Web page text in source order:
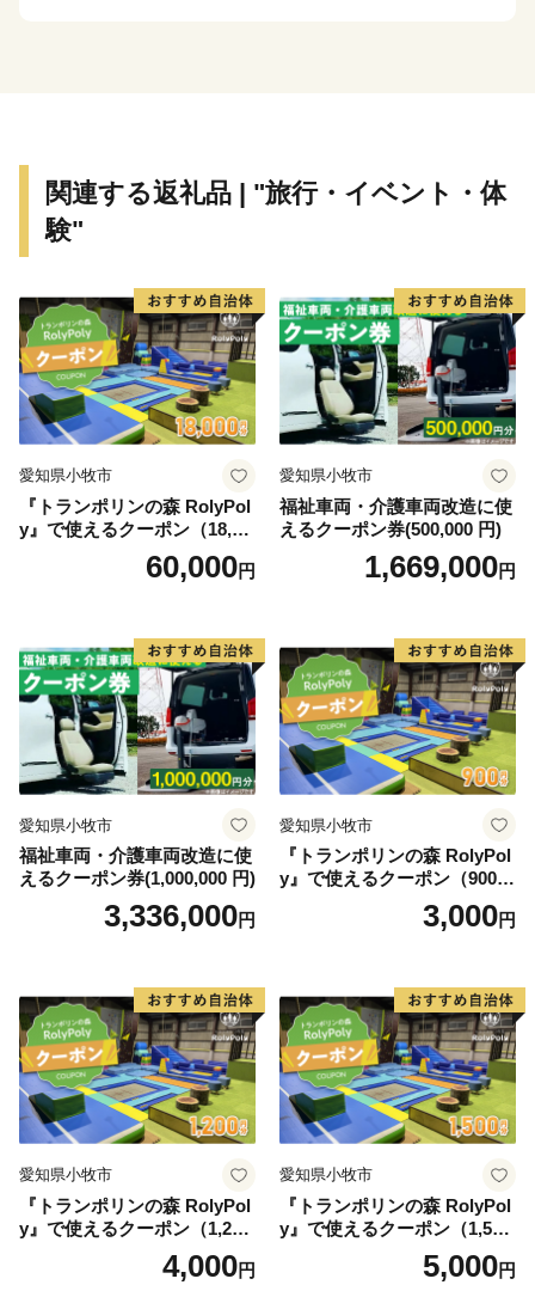
特に、結婚から出産・子育てまで切れ目のない支援を積
極的に取り組んでおり、子育て・若者世代の方やその子
た、観光客の方に更に楽しんでいただけるように観光施
策にも力を入れています。子どもたちをはじめとした町
民の方、観光客の方の笑顔で溢れるまちづくりを行って
参りますので温かいご支援、寄附金を心よりお待ちして
おります。そして、一年中いつ訪れても魅力いっぱいの
観光地「長瀞」へ是非遊びに来て楽しんでください！
※お礼品の贈呈は、町外にお住まいの方です。
※同一年内で複数回の寄附を行った場合でも、都度お礼
関連する返礼品 | "旅行・イベント・体
験"
愛知県小牧市
『トランポリンの森 RolyPol
y』で使えるクーポン（18,00
60,000円
愛知県小牧市
福祉車両・介護車両改造に使
えるクーポン券(500,000 円)
1,669,000円
愛知県小牧市
福祉車両・介護車両改造に使
えるクーポン券(1,000,000 円)
3,336,000円
愛知県小牧市
『トランポリンの森 RolyPol
y』で使えるクーポン（900
3,000円
愛知県小牧市
『トランポリンの森 RolyPol
y』で使えるクーポン（1,200
4,000円
愛知県小牧市
『トランポリンの森 RolyPol
y』で使えるクーポン（1,500
5,000円